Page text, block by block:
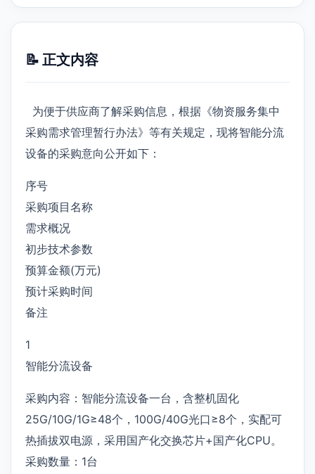
📝 正文内容
为便于供应商了解采购信息，根据《物资服务集中
采购需求管理暂行办法》等有关规定，现将智能分流
设备的采购意向公开如下：
序号
采购项目名称
需求概况
初步技术参数
预算金额(万元)
预计采购时间
备注
1
智能分流设备
采购内容：智能分流设备一台，含整机固化
25G/10G/1G≥48个，100G/40G光口≥8个，实配可
热插拔双电源，采用国产化交换芯片+国产化CPU。
采购数量：1台